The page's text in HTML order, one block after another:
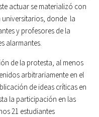
actuar se materializó con
universitarios, donde la
y profesores de la
alarmantes.
de la protesta, al menos
arbitrariamente en el
de ideas críticas en
la participación en las
21 estudiantes